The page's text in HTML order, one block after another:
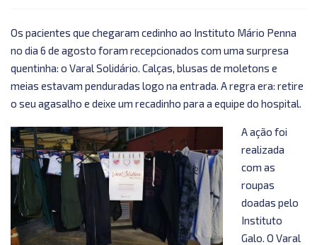
Os pacientes que chegaram cedinho ao Instituto Mário Penna
no dia 6 de agosto foram recepcionados com uma surpresa
quentinha: o Varal Solidário. Calças, blusas de moletons e
meias estavam penduradas logo na entrada. A regra era: retire
o seu agasalho e deixe um recadinho para a equipe do hospital.
A ação foi
realizada
com as
roupas
doadas pelo
Instituto
Galo. O Varal